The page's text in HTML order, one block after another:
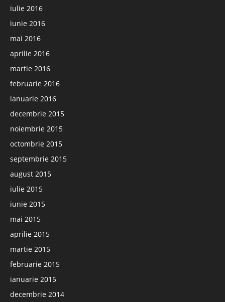
iulie 2016
iunie 2016
mai 2016
aprilie 2016
martie 2016
februarie 2016
ianuarie 2016
decembrie 2015
noiembrie 2015
octombrie 2015
septembrie 2015
august 2015
iulie 2015
iunie 2015
mai 2015
aprilie 2015
martie 2015
februarie 2015
ianuarie 2015
decembrie 2014